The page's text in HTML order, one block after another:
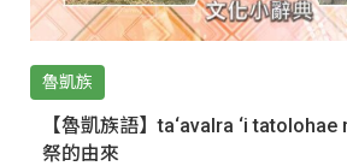
魯凱族
【魯凱族語】ta‘avalra ‘i
祭的由來